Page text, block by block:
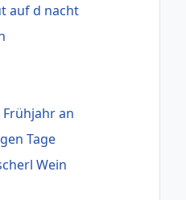
auf d nacht
an
Tage
Wein